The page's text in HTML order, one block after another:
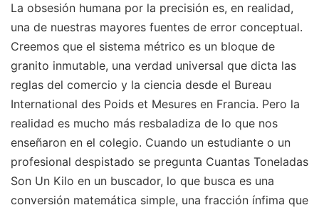
La obsesión humana por la precisión es, en realidad,
una de nuestras mayores fuentes de error conceptual.
Creemos que el sistema métrico es un bloque de
granito inmutable, una verdad universal que dicta las
reglas del comercio y la ciencia desde el Bureau
International des Poids et Mesures en Francia. Pero la
realidad es mucho más resbaladiza de lo que nos
enseñaron en el colegio. Cuando un estudiante o un
profesional despistado se pregunta Cuantas Toneladas
Son Un Kilo en un buscador, lo que busca es una
conversión matemática simple, una fracción ínfima que